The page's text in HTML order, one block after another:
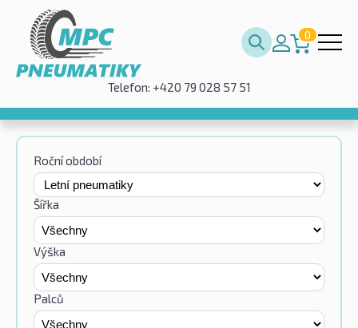
0
Telefon: +420 79 028 57 51
Roční období
Šířka
Výška
Palců